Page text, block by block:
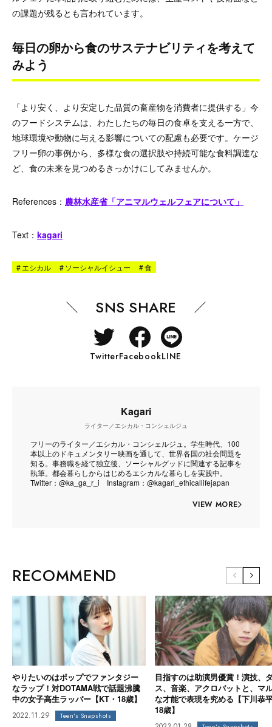
の課題が残るとも言われています。
毎日の卵から食のサステナビリティを考えて
みよう
「より安く、より安定した品質の畜産物を消費者に提供する」今
のフードシステムは、わたしたちの毎日の食卓を支える一方で、
地球環境や動物に与える影響についての配慮も必要です。ケージ
フリー卵の事例から、多様な食の選択肢や持続可能な食料調達な
ど、食の未来を見つめるきっかけにしてみませんか。
References： 農林水産省「アニマルウェルフェアについて」
Text ： kagari
#エシカル #ソーシャルイシュー #食
SNS SHARE
TwitterFacebookLINE
Kagari
ライター／エシカル・コンシェルジュ
フリーのライター／エシカル・コンシェルジュ。学生時代、100
本以上のドキュメンタリー映画を通して、世界各国の社会問題を
知る。事務職を経て独立後、ソーシャルグッドに関連する記事を
執筆。都会暮らしからはじめるエシカルな暮らしを実践中。
Twitter：@ka_ga_r_i Instagram：@kagari_ethicallifejapan
VIEW MORE
RECOMMEND
やりたいのはポップでファンタジー
なラップ！対DOTAMA戦で話題沸騰
中の女子高生ラッパー【KT・18歳】
2022.11.29 Teen's Snapshots
目指すのは助演男優賞！演技、
ス、音楽、アクロバットと、マ
な才能で表現を究める【下川恭
18歳】